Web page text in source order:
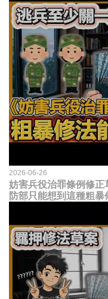
2026-06-26
妨害兵役治罪條例修正
防部只能想到這種粗